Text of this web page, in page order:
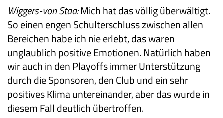
Wiggers-von Staa:Mich hat das völlig überwältigt.
So einen engen Schulterschluss zwischen allen
Bereichen habe ich nie erlebt, das waren
unglaublich positive Emotionen. Natürlich haben
wir auch in den Playoffs immer Unterstützung
durch die Sponsoren, den Club und ein sehr
positives Klima untereinander, aber das wurde in
diesem Fall deutlich übertroffen.